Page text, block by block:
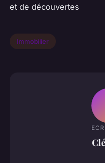
et de découvertes
Immobilier